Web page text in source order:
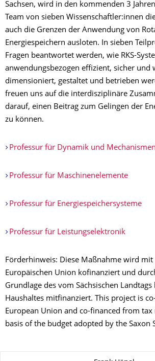
Sachsen, wird in den kommenden 3
Team von sieben Wissenschaftler:innen
auch die Grenzen der Anwendung von
Energiespeichern ausloten. In sieben
Fragen beantwortet werden, wie RKS-
anwendungsbezogen effizient, sicher und
dimensioniert, gestaltet und betrieben
freuen uns auf die interdisziplinäre
darauf, einen Beitrag zum Gelingen der
zu können.
Professur für Dynamik und
Professur für Maschinenelemente
Professur für Energiespeichersysteme
Professur für Leistungselektronik
Förderhinweis: Diese Maßnahme wird
Europäischen Union kofinanziert und
Grundlage des vom Sächsischen Landtags
Haushaltes mitfinanziert. This project is
European Union and co-financed from tax
basis of the budget adopted by the Saxon